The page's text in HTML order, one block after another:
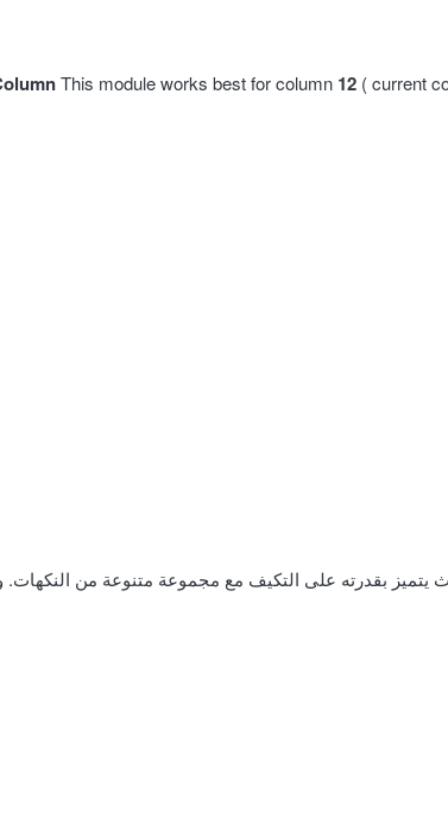
This module works best for column 12 ( current
يتميز بقدرته على التكيف مع مجموعة متنوعة من